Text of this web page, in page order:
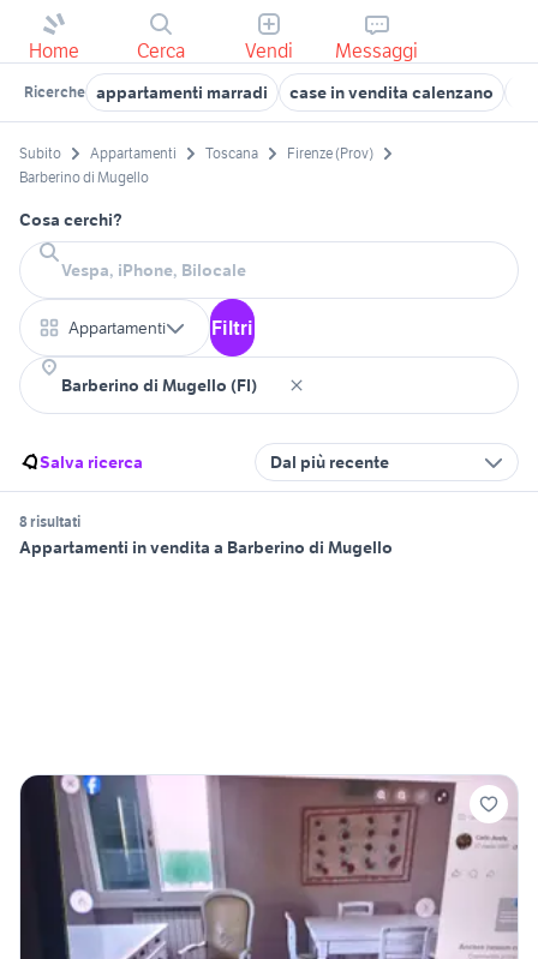
Home Cerca Vendi Messaggi
Ricerche appartamenti marradi case in vendita calenzano
Subito Appartamenti Toscana
Firenze (Prov)
Barberino di Mugello
Cosa cerchi?
Appartamenti Filtri
Salva ricerca Dal più recente
8 risultati
Appartamenti in vendita a Barberino di Mugello